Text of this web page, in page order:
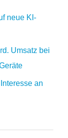
neue KI-
Umsatz bei
an